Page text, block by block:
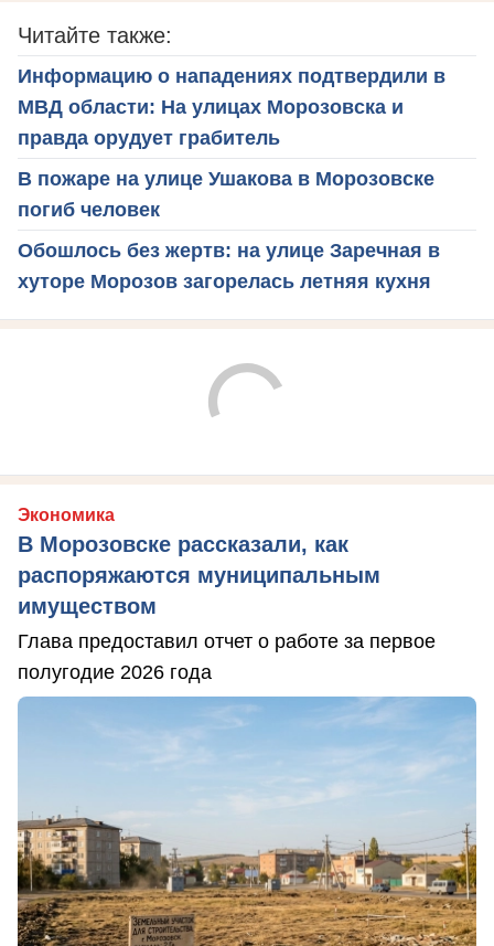
Читайте также:
Информацию о нападениях подтвердили в
МВД области: На улицах Морозовска и
правда орудует грабитель
В пожаре на улице Ушакова в Морозовске
погиб человек
Обошлось без жертв: на улице Заречная в
хуторе Морозов загорелась летняя кухня
Экономика
В Морозовске рассказали, как
распоряжаются муниципальным
имуществом
Глава предоставил отчет о работе за первое
полугодие 2026 года